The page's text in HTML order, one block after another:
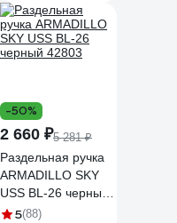
-50%
2 660 ₽5 281 ₽
Раздельная ручка
ARMADILLO SKY
USS BL-26 черный
42803
5(88)